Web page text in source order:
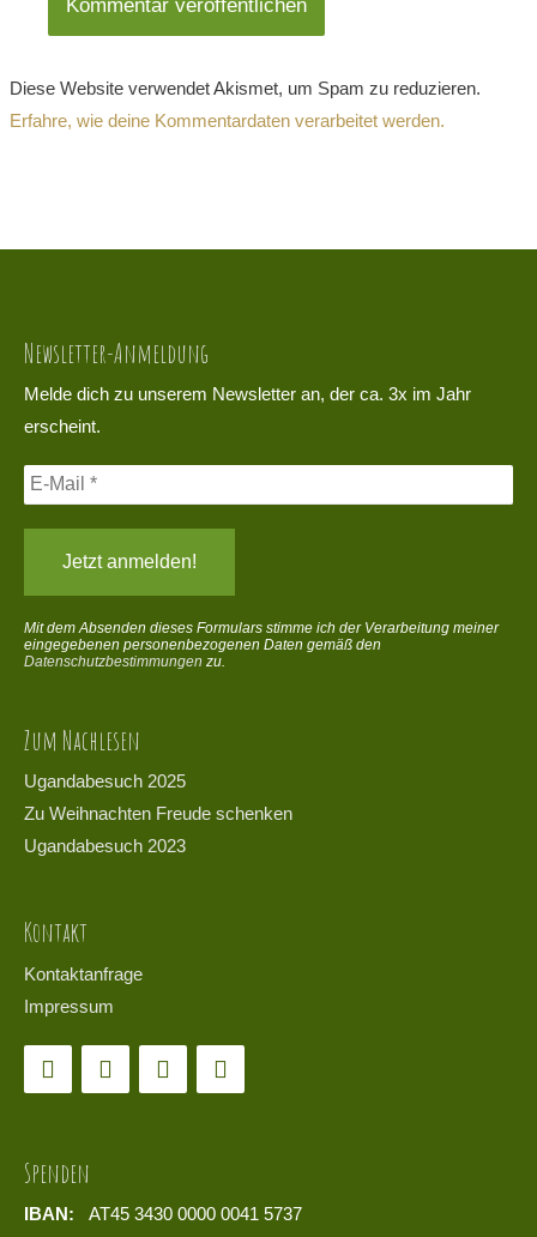
Diese Website verwendet Akismet, um Spam zu reduzieren.
Erfahre, wie deine Kommentardaten verarbeitet werden.
Newsletter-Anmeldung
Melde dich zu unserem Newsletter an, der ca. 3x im Jahr
erscheint.
Mit dem Absenden dieses Formulars stimme ich der Verarbeitung meiner
eingegebenen personenbezogenen Daten gemäß den
Datenschutzbestimmungen zu.
Zum Nachlesen
Ugandabesuch 2025
Zu Weihnachten Freude schenken
Ugandabesuch 2023
Kontakt
Kontaktanfrage
Impressum
Spenden
IBAN: AT45 3430 0000 0041 5737